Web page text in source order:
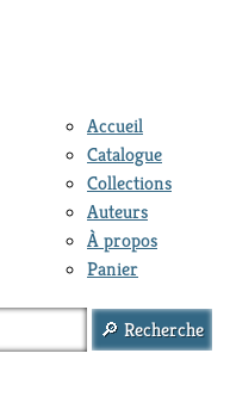
Accueil
Catalogue
Collections
Auteurs
À propos
Panier